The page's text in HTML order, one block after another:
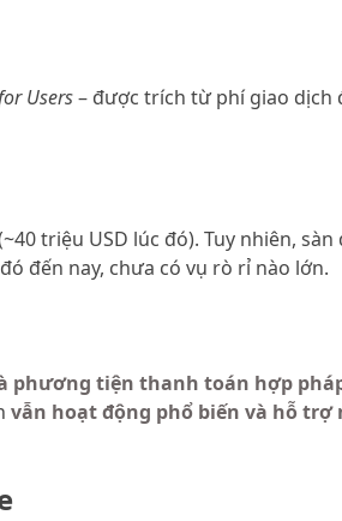
Users– được trích từ phí giao dịch
triệu USD lúc đó). Tuy nhiên, sàn
đến nay, chưa có vụ rò rỉ nào lớn.
phương tiện thanh toán hợp
vẫn hoạt động phổ biến và hỗ